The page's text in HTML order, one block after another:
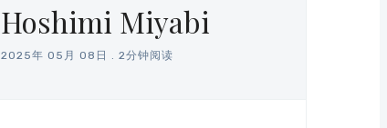
Hoshimi Miyabi
2025年 05月 08日 . 2分钟阅读